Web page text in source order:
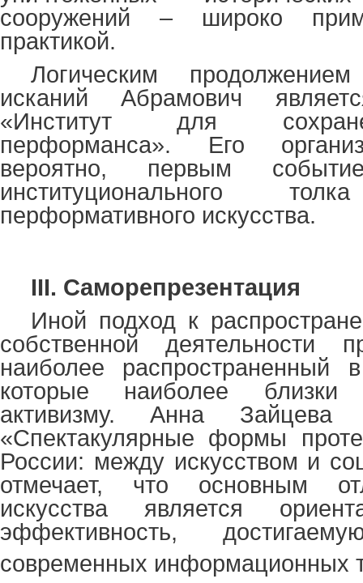
сооружений – широко
практикой.
Логическим
исканий Абрамович
«Институт для
перформанса». Его
вероятно, первым
институционального
перформативного искусства.
III. Саморепрезентация
Иной подход к
собственной деятельности
наиболее распространенный
которые наиболее близки
активизму. Анна
«Спектакулярные формы
России: между искусством и
отмечает, что основным
искусства является
эффективность,
современных информационных